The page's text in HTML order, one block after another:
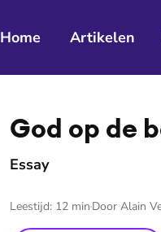
Home Artikelen
God op de
Essay
Leestijd: 12 min Door Alain